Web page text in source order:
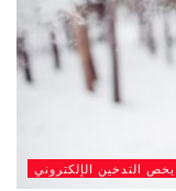
التدخين الإلكتروني